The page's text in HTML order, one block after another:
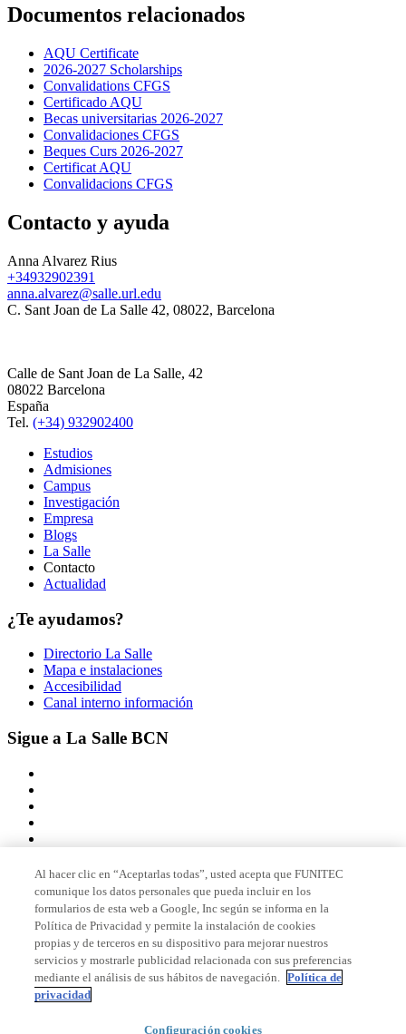
Documentos relacionados
AQU Certificate
2026-2027 Scholarships
Convalidations CFGS
Certificado AQU
Becas universitarias 2026-2027
Convalidaciones CFGS
Beques Curs 2026-2027
Certificat AQU
Convalidacions CFGS
Contacto y ayuda
Anna Alvarez Rius
+34932902391
anna.alvarez@salle.url.edu
C. Sant Joan de La Salle 42, 08022, Barcelona
Calle de Sant Joan de La Salle, 42
08022 Barcelona
España
Tel. (+34) 932902400
Estudios
Admisiones
Campus
Investigación
Empresa
Blogs
La Salle
Contacto
Actualidad
¿Te ayudamos?
Directorio La Salle
Mapa e instalaciones
Accesibilidad
Canal interno información
Sigue a La Salle BCN
Miembro de
Acreditaciones
© 2026 La Salle Campus Barcelona - URL |
Al hacer clic en “Aceptarlas todas”, usted acepta que FUNITEC
comunique los datos personales que pueda incluir en los
formularios de esta web a Google, Inc según se informa en la
Política de Privacidad y permite la instalación de cookies
propias y de terceros en su dispositivo para mejorar nuestros
servicios y mostrarle publicidad relacionada con sus preferencias
mediante el análisis de sus hábitos de navegación. Política de
privacidad
Configuración cookies